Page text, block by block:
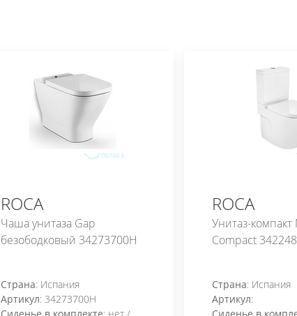
ROCA
Чаша унитаза Gap
безободковый 34273700H
Страна: Испания
Артикул: 34273700H
ROCA
Унитаз-
Compact
Страна: Испания
Артикул: